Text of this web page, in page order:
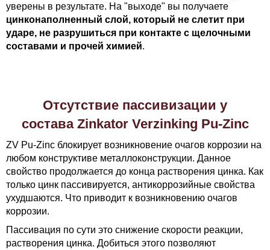
уверены в результате. На "выходе" вы получаете
цинконаполненный слой, который не слетит при
ударе, не разрушиться при контакте с щелочными
составами и прочей химией.
Отсутствие пассивизации у
состава Zinkator Verzinking Pu-Zinc
ZV Pu-Zinc блокирует возникновение очагов коррозии на
любом конструктиве металлоконструкции. Данное
свойство продолжается до конца растворения цинка. Как
только цинк пассивируется, антикоррозийные свойства
ухудшаются. Что приводит к возникновению очагов
коррозии.
Пассивация по сути это снижение скорости реакции,
растворения цинка. Добиться этого позволяют